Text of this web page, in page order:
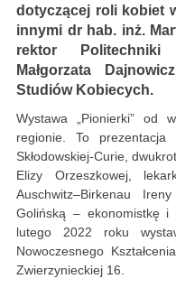
dotyczącej roli kobiet
innymi dr hab. inż.
rektor
Małgorzata
Studiów Kobiecych.
Wystawa „Pionierki” od
regionie. To
Skłodowskiej-Curie,
Elizy Orzeszkowej,
Auschwitz–Birkenau
Golińską – ekonomistkę
lutego 2022 roku
Nowoczesnego
Zwierzynieckiej 16.